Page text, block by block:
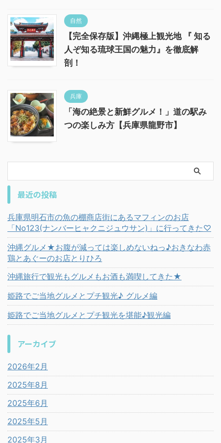
自然
【完全保存版】沖縄極上観光地 『 知る
人ぞ知る琉球王国の魅力』を徹底解
剖！
兵庫
「海の絶景と新鮮グルメ！」道の駅み
つの楽しみ方【兵庫県龍野市】
最近の投稿
兵庫県明石市の魚の棚商店街にあるマフィンのお店
「No123(ナンバーヒャクニジュウサン)」に行ってきた♡
沖縄グルメ★お腹が減っては楽しめないねっ♪おきなわ赤
鶏とあぐーのお店とりひろ
沖縄旅行で観光もグルメもお酒も満喫してきた★
姫路でご当地グルメとプチ観光♪ グルメ編
姫路でご当地グルメとプチ観光を堪能♪観光編
アーカイブ
2026年2月
2025年8月
2025年6月
2025年5月
2025年3月